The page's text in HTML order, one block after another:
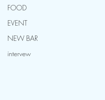
FOOD
EVENT
NEW BAR
intervew